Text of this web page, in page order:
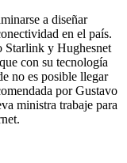
a diseñar
en el país.
Starlink y Hughesnet
con su tecnología
no es posible llegar
por Gustavo
ministra trabaje para